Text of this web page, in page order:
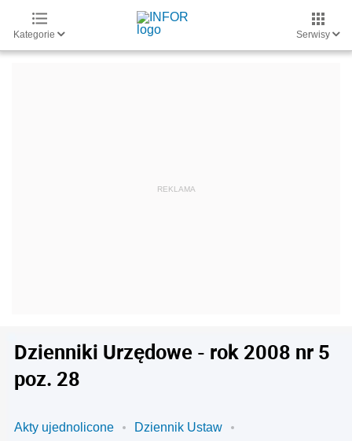
Kategorie Serwisy
Dzienniki Urzędowe - rok 2008 nr 5
poz. 28
Akty ujednolicone
Dziennik Ustaw